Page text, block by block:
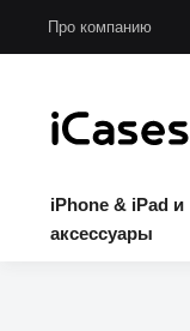
Про компанию
iPhone & iPad и
аксессуары